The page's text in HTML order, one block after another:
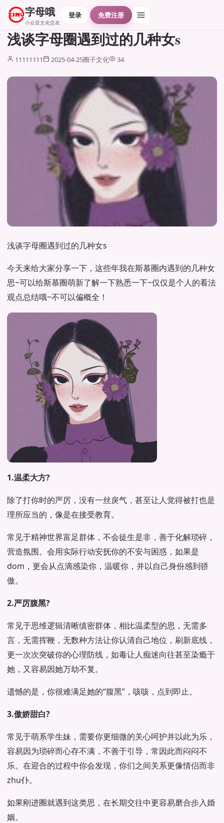
字母哦
小众亚文化交友
登录 免费注册
浅谈字母圈遇到过的几种女s
11111111 2025-04-25圈子文化 34
浅谈字母圈遇到过的几种女s
今天来给大家分享一下，这些年我在斯慕圈内遇到的几种女
思~可以给斯慕圈萌新了解一下熟悉一下~仅仅是个人的看法
观点总结哦~不可以偏概全！
1.温柔大方?
除了打你时的严厉，没有一丝戾气，甚至让人觉得被打也是
理所应当的，像是在接受教育。
常见于精神世界富足群体，不会徒生是非，善于化解琐碎，
营造氛围。会用实际行动安抚你的不安与困惑，如果是
dom，更会从点滴感染你，温暖你，并以自己身份感到骄
傲。
2.严厉腹黑?
常见于思维逻辑清晰缜密群体，相比温柔型的思，无需多
言，无需挥鞭，无数种方法让你认清自己地位，刷新底线，
更一次次突破你的心理防线，如毒让人痴迷向往甚至染瘾于
她，又容易因她万劫不复。
遗憾的是，你很难满足她的“腹黑”，咳咳，点到即止。
3.傲娇甜白?
常见于萌系学生妹，需要你更细微的关心呵护并以此为乐，
容易因为琐碎而心存不满，不善于引导，常因此而闷闷不
乐。在迎合的过程中你会发现，你们之间关系更像情侣而非
zhu仆。
如果刚进圈就遇到这类思，在长期交往中更容易磨合步入婚
姻。